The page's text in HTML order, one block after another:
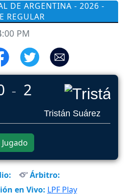
DE ARGENTINA - 2026 -
REGULAR
PM
_ 2
Tristán Suárez
Jugado
Árbitro:
en Vivo: LPF Play